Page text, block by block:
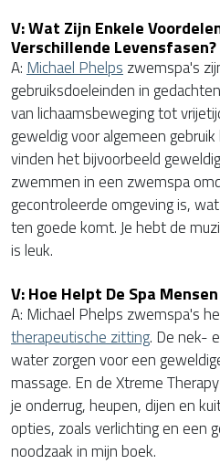
V: Wat Zijn Enkele
Verschillende Levensfasen?
A: Michael Phelps zwemspa's
gebruiksdoeleinden in
van lichaamsbeweging tot
geweldig voor algemeen
vinden het bijvoorbeeld
zwemmen in een zwemspa
gecontroleerde omgeving is,
ten goede komt. Je hebt de
is leuk.
V: Hoe Helpt De Spa
A: Michael Phelps zwemspa's
therapeutische zitting. De nek-
water zorgen voor een
massage. En de Xtreme
je onderrug, heupen, dijen en
opties, zoals verlichting en een
noodzaak in mijn boek.